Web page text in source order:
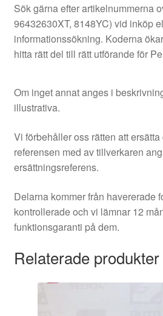
Sök gärna efter artikelnummerna
96432630XT, 8148YC) vid inköp
informationssökning. Koderna
hitta rätt del till rätt utförande för
Om inget annat anges i
illustrativa.
Vi förbehåller oss rätten att
referensen med av tillverkaren
ersättningsreferens.
Delarna kommer från havererade
kontrollerade och vi lämnar 12
funktionsgaranti på dem.
Relaterade produkter